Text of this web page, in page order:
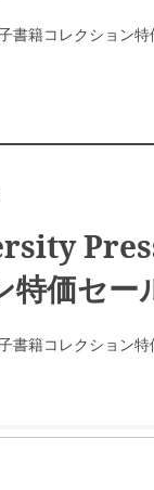
書籍コレクション特
特価セー
書籍コレクション